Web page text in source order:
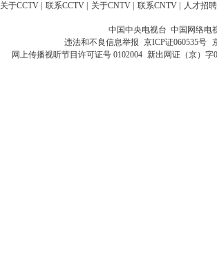
关于CCTV 联系CCTV 关于CNTV 联系CNTV 人才招聘
中国中央电视台 中国网络电
违法和不良信息举报 京ICP证060535号
网上传播视听节目许可证号 0102004 新出网证（京）